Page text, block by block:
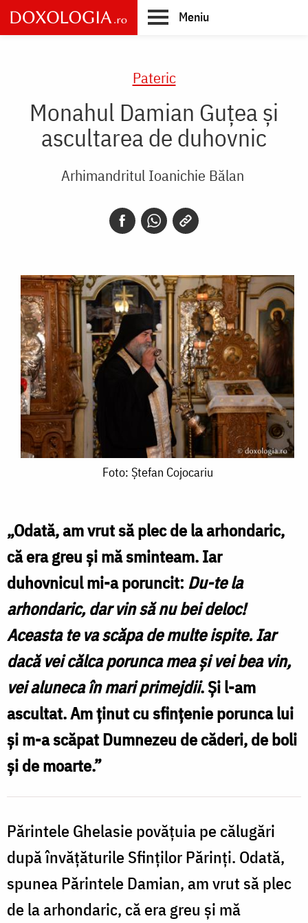
Skip
to
main
Meniu
Pateric
Monahul Damian Guţea şi
ascultarea de duhovnic
Arhimandritul Ioanichie Bălan
Foto: Ștefan Cojocariu
„Odată, am vrut să plec de la arhondaric,
că era greu şi mă sminteam. Iar
duhovnicul mi-a poruncit: Du-te la
arhondaric, dar vin să nu bei deloc!
Aceasta te va scăpa de multe ispite. Iar
dacă vei călca porunca mea şi vei bea vin,
vei aluneca în mari primejdii. Şi l-am
ascultat. Am ţinut cu sfinţenie porunca lui
şi m-a scăpat Dumnezeu de căderi, de boli
şi de moarte.”
Părintele Ghelasie povăţuia pe călugări
după învăţăturile Sfinţilor Părinţi. Odată,
spunea Părintele Damian, am vrut să plec
de la arhondaric, că era greu şi mă